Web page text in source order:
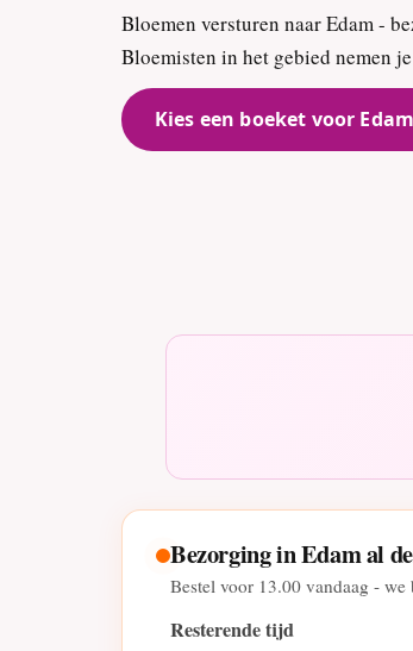
Bloemen versturen naar Edam -
Bloemisten in het gebied nemen
Kies een boeket voor Edam
Bezorging in Edam al
Bestel voor 13.00 vandaag - we
Resterende tijd